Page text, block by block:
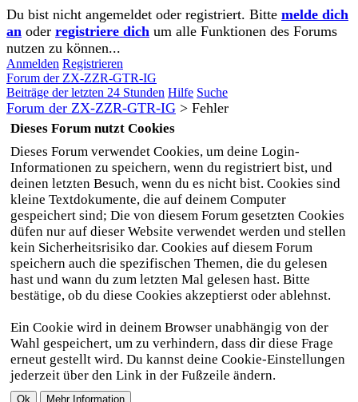
Du bist nicht angemeldet oder registriert. Bitte melde dich
an oder registriere dich um alle Funktionen des Forums
nutzen zu können...
Anmelden Registrieren
Forum der ZX-ZZR-GTR-IG
Beiträge der letzten 24 Stunden Hilfe Suche
Forum der ZX-ZZR-GTR-IG > Fehler
Dieses Forum nutzt Cookies
Dieses Forum verwendet Cookies, um deine Login-
Informationen zu speichern, wenn du registriert bist, und
deinen letzten Besuch, wenn du es nicht bist. Cookies sind
kleine Textdokumente, die auf deinem Computer
gespeichert sind; Die von diesem Forum gesetzten Cookies
düfen nur auf dieser Website verwendet werden und stellen
kein Sicherheitsrisiko dar. Cookies auf diesem Forum
speichern auch die spezifischen Themen, die du gelesen
hast und wann du zum letzten Mal gelesen hast. Bitte
bestätige, ob du diese Cookies akzeptierst oder ablehnst.
Ein Cookie wird in deinem Browser unabhängig von der
Wahl gespeichert, um zu verhindern, dass dir diese Frage
erneut gestellt wird. Du kannst deine Cookie-Einstellungen
jederzeit über den Link in der Fußzeile ändern.